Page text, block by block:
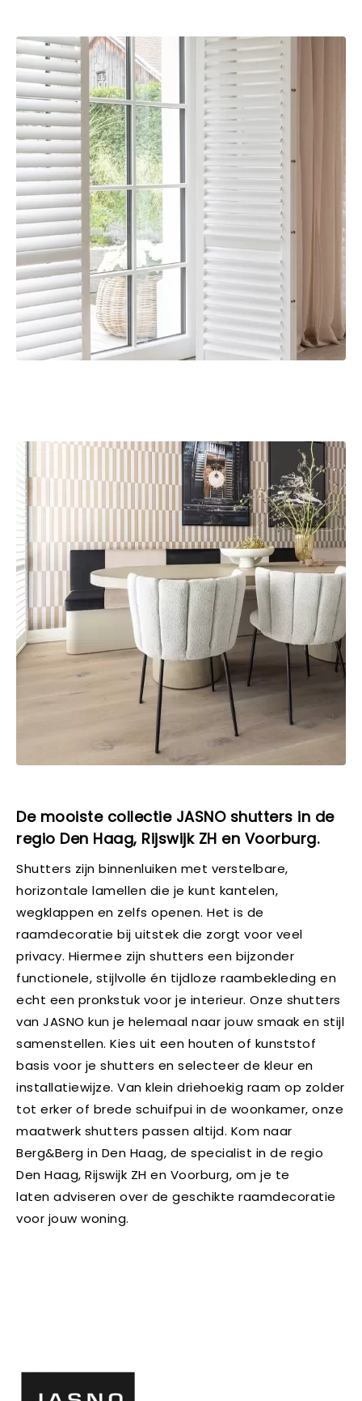
De mooiste collectie JASNO shutters in de
regio Den Haag, Rijswijk ZH en Voorburg.
Shutters zijn binnenluiken met verstelbare,
horizontale lamellen die je kunt kantelen,
wegklappen en zelfs openen. Het is de
raamdecoratie bij uitstek die zorgt voor veel
privacy. Hiermee zijn shutters een bijzonder
functionele, stijlvolle én tijdloze raambekleding en
echt een pronkstuk voor je interieur. Onze shutters
van JASNO kun je helemaal naar jouw smaak en stijl
samenstellen. Kies uit een houten of kunststof
basis voor je shutters en selecteer de kleur en
installatiewijze. Van klein driehoekig raam op zolder
tot erker of brede schuifpui in de woonkamer, onze
maatwerk shutters passen altijd. Kom naar
Berg&Berg in Den Haag, de specialist in de regio
Den Haag, Rijswijk ZH en Voorburg, om je te
laten adviseren over de geschikte raamdecoratie
voor jouw woning.